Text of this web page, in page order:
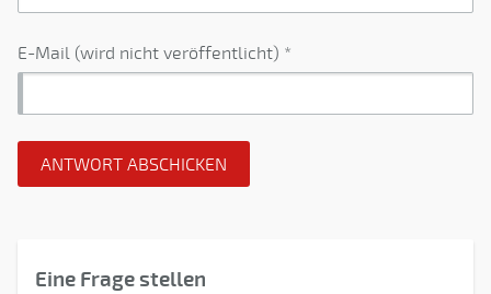
E-Mail (wird nicht veröffentlicht) *
Eine Frage stellen